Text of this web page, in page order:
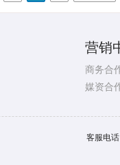
营销
商务合
媒资合
客服电